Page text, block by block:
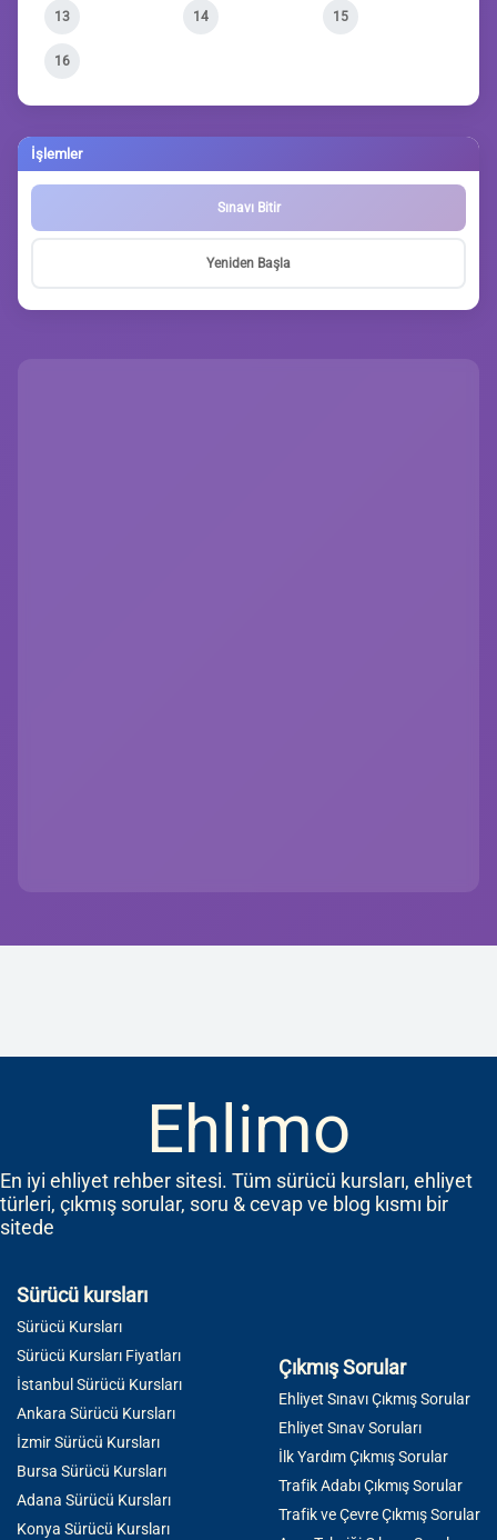
13 14 15
16
İşlemler
Sınavı Bitir
Yeniden Başla
Ehlimo
En iyi ehliyet rehber sitesi. Tüm sürücü kursları, ehliyet
türleri, çıkmış sorular, soru & cevap ve blog kısmı bir
sitede
Sürücü kursları
Sürücü Kursları
Sürücü Kursları Fiyatları
İstanbul Sürücü Kursları
Ankara Sürücü Kursları
İzmir Sürücü Kursları
Bursa Sürücü Kursları
Adana Sürücü Kursları
Konya Sürücü Kursları
Çıkmış Sorular
Ehliyet Sınavı Çıkmış Sorular
Ehliyet Sınav Soruları
İlk Yardım Çıkmış Sorular
Trafik Adabı Çıkmış Sorular
Trafik ve Çevre Çıkmış Sorular